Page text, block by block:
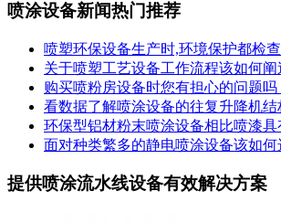
喷涂设备新闻热门推荐
喷塑环保设备生产时,环境保护都检
关于喷塑工艺设备工作流程该如何阐
购买喷粉房设备时您有担心的问题吗
看数据了解喷涂设备的往复升降机
环保型铝材粉末喷涂设备相比喷漆具
面对种类繁多的静电喷涂设备该如何
提供喷涂流水线设备有效解决方案